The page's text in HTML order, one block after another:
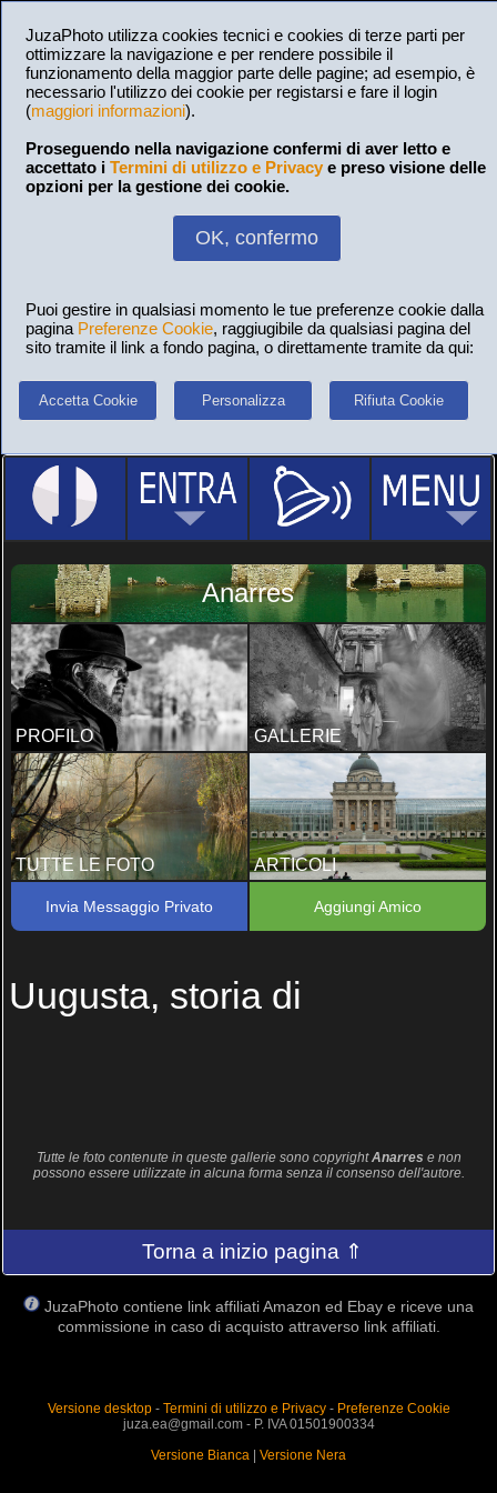
JuzaPhoto utilizza cookies tecnici e cookies di terze parti per
ottimizzare la navigazione e per rendere possibile il
funzionamento della maggior parte delle pagine; ad esempio, è
necessario l'utilizzo dei cookie per registarsi e fare il login
(maggiori informazioni).
Proseguendo nella navigazione confermi di aver letto e
accettato i Termini di utilizzo e Privacy e preso visione delle
opzioni per la gestione dei cookie.
OK, confermo
Puoi gestire in qualsiasi momento le tue preferenze cookie dalla
pagina Preferenze Cookie, raggiugibile da qualsiasi pagina del
sito tramite il link a fondo pagina, o direttamente tramite da qui:
Accetta Cookie Personalizza Rifiuta Cookie
Anarres
PROFILO GALLERIE
TUTTE LE FOTO ARTICOLI
Invia Messaggio Privato Aggiungi Amico
Uugusta, storia di
Tutte le foto contenute in queste gallerie sono copyrightAnarres e non
possono essere utilizzate in alcuna forma senza il consenso dell'autore.
Torna a inizio pagina ⇑
JuzaPhoto contiene link affiliati Amazon ed Ebay e riceve una
commissione in caso di acquisto attraverso link affiliati.
Versione desktop- Termini di utilizzo e Privacy- Preferenze Cookie
juza.ea@gmail.com - P. IVA 01501900334
Versione Bianca | Versione Nera